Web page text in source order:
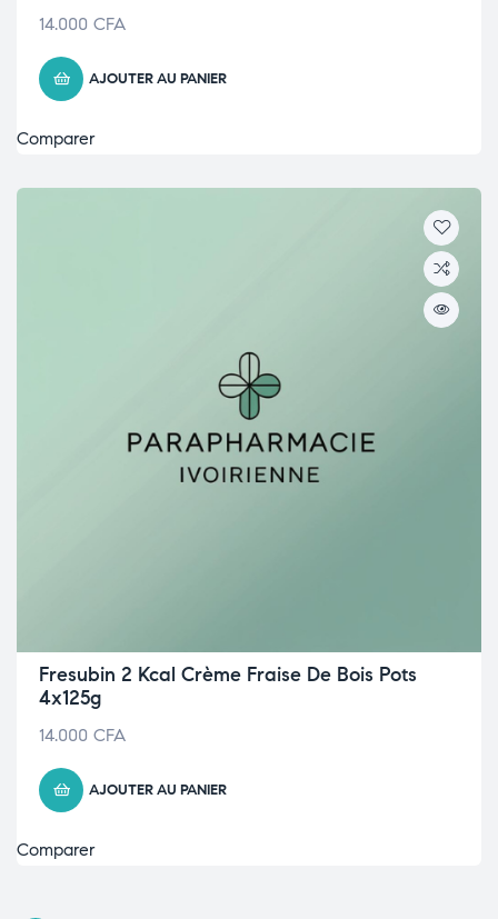
14.000 CFA
AJOUTER AU PANIER
Comparer
Fresubin 2 Kcal Crème Fraise De Bois Pots
4x125g
14.000 CFA
AJOUTER AU PANIER
Comparer